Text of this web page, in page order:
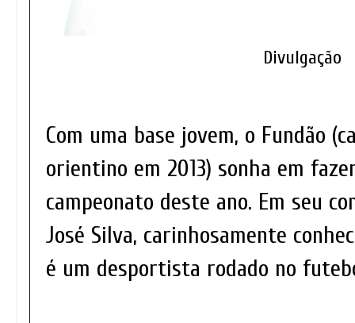
Divulgação
Com uma base jovem, o Fundão
orientino em 2013) sonha em
campeonato deste ano. Em seu
José Silva, carinhosamente
é um desportista rodado no